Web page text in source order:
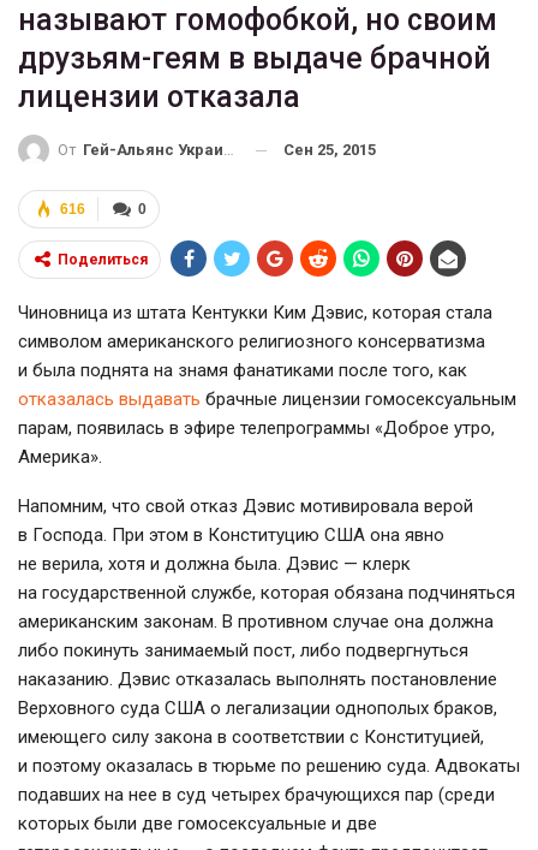
называют гомофобкой, но своим
друзьям-геям в выдаче брачной
лицензии отказала
От Гей-Альянс Украина Сен 25, 2015
0
616
Поделиться
Чиновница из штата Кентукки Ким Дэвис, которая стала
символом американского религиозного консерватизма
и была поднята на знамя фанатиками после того, как
отказалась выдавать брачные лицензии гомосексуальным
парам, появилась в эфире телепрограммы «Доброе утро,
Америка».
Напомним, что свой отказ Дэвис мотивировала верой
в Господа. При этом в Конституцию США она явно
не верила, хотя и должна была. Дэвис — клерк
на государственной службе, которая обязана подчиняться
американским законам. В противном случае она должна
либо покинуть занимаемый пост, либо подвергнуться
наказанию. Дэвис отказалась выполнять постановление
Верховного суда США о легализации однополых браков,
имеющего силу закона в соответствии с Конституцией,
и поэтому оказалась в тюрьме по решению суда. Адвокаты
подавших на нее в суд четырех брачующихся пар (среди
которых были две гомосексуальные и две